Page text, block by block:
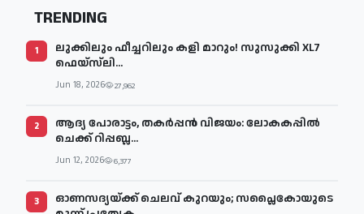
TRENDING
1
ലുക്കിലും ഫീച്ചറിലും കളി മാറും! സുസുക്കി XL7
ഫെയ്‌സ്‌ലി...
Jun 18, 2026 27,962
2
ആദ്യ പോരാട്ടം, തകർപ്പൻ വിജയം: ലോകകപ്പിൽ
ചെക്ക് റിപ്പബ്ല...
Jun 12, 2026 6,377
3
ഓണസദ്യയ്ക്ക് ചെലവ് കുറയും; സപ്ലൈകോയുടെ